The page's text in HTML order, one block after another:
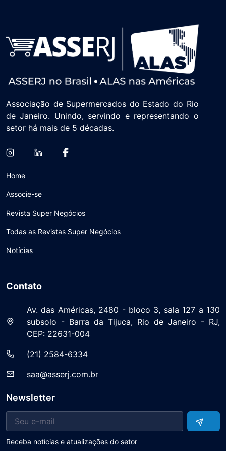
Associação de Supermercados do Estado do Rio
de Janeiro. Unindo, servindo e representando o
setor há mais de 5 décadas.
Home
Associe-se
Revista Super Negócios
Todas as Revistas Super Negócios
Notícias
Contato
Av. das Américas, 2480 - bloco 3, sala 127 a 130
subsolo - Barra da Tijuca, Rio de Janeiro - RJ,
CEP: 22631-004
(21) 2584-6334
saa@asserj.com.br
Newsletter
Receba notícias e atualizações do setor